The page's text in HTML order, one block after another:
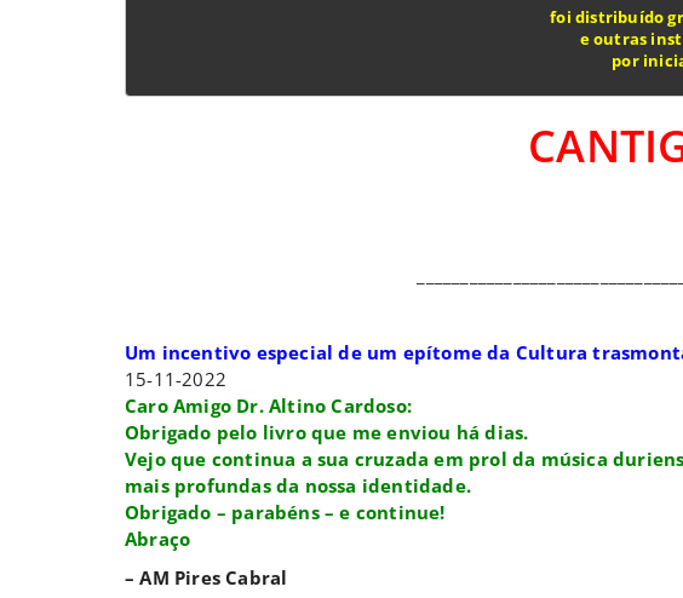
foi distribuído
e outras
por
Um incentivo especial de um epítome da Cultura
15-11-2022
Caro Amigo Dr. Altino Cardoso:
Obrigado pelo livro que me enviou há dias.
Vejo que continua a sua cruzada em prol da música
mais profundas da nossa identidade.
Obrigado – parabéns – e continue!
Abraço
– AM Pires Cabral